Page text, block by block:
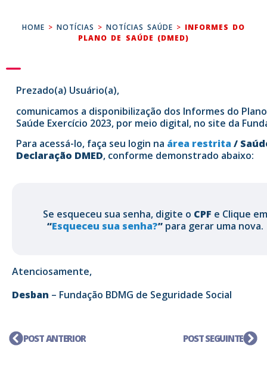
HOME > NOTÍCIAS > NOTÍCIAS SAÚDE > INFORMES DO
PLANO DE SAÚDE (DMED)
Prezado(a) Usuário(a),
comunicamos a disponibilização dos Informes do
Saúde Exercício 2023, por meio digital, no site da
Para acessá-lo, faça seu login na área restrita/
Declaração DMED, conforme demonstrado abaixo:
Se esqueceu sua senha, digite o CPF e Clique em
“Esqueceu sua senha?”para gerar uma nova.
Atenciosamente,
Desban – Fundação BDMG de Seguridade Social
POST ANTERIOR POST SEGUINTE